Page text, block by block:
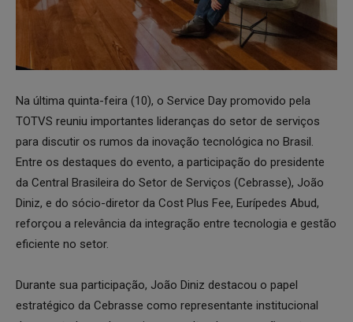
Na última quinta-feira (10), o Service Day promovido pela
TOTVS reuniu importantes lideranças do setor de serviços
para discutir os rumos da inovação tecnológica no Brasil.
Entre os destaques do evento, a participação do presidente
da Central Brasileira do Setor de Serviços (Cebrasse), João
Diniz, e do sócio-diretor da Cost Plus Fee, Eurípedes Abud,
reforçou a relevância da integração entre tecnologia e gestão
eficiente no setor.
Durante sua participação, João Diniz destacou o papel
estratégico da Cebrasse como representante institucional